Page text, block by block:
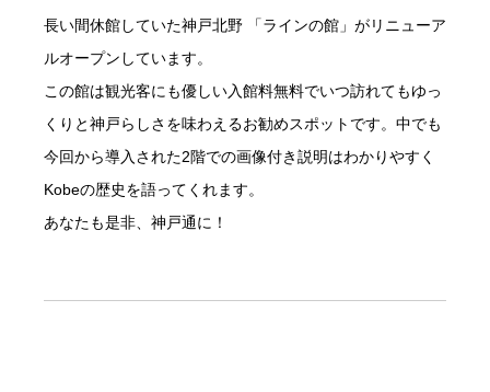
長い間休館していた神戸北野 「ラインの館」がリニューア
ルオープンしています。
この館は観光客にも優しい入館料無料でいつ訪れてもゆっ
くりと神戸らしさを味わえるお勧めスポットです。中でも
今回から導入された2階での画像付き説明はわかりやすく
Kobeの歴史を語ってくれます。
あなたも是非、神戸通に！